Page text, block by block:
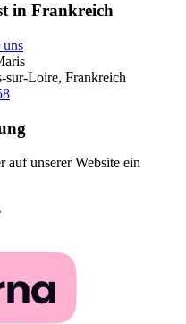
in Frankreich
sur-Loire, Frankreich
auf unserer Website ein